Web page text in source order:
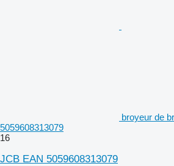
broyeur de
5059608313079
16
JCB EAN 5059608313079